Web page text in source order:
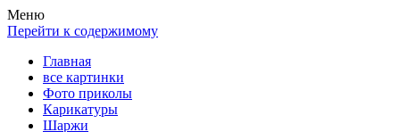
Весела хата — прикольные картинки, смешные истории, клипы!
Покажем всем ваши фото приколы, карикатуры, шаржи, стихи,
Меню
Перейти к содержимому
Главная
все картинки
Фото приколы
Карикатуры
Шаржи